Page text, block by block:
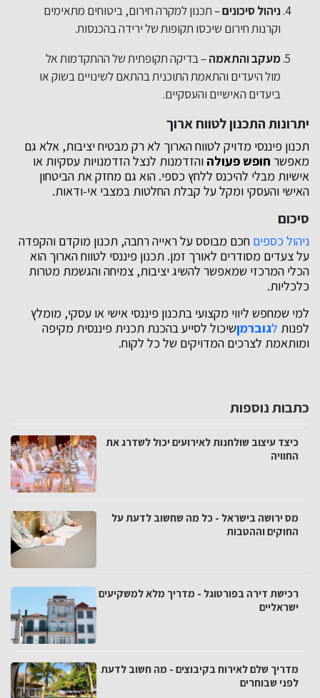
ניהול סיכונים– תכנון למקרה חירום, ביטוחים מתאימים
וקרנות חירום שיכסו תקופות של ירידה בהכנסות.
מעקב והתאמה– בדיקה תקופתית של ההתקדמות אל
מול היעדים והתאמת התוכנית בהתאם לשינויים בשוק או
ביעדים האישיים והעסקיים.
יתרונות התכנון לטווח ארוך
תכנון פיננסי מדויק לטווח הארוך לא רק מבטיח יציבות, אלא גם
מאפשר חופש פעולה והזדמנות לנצל הזדמנויות עסקיות או
אישיות מבלי להיכנס ללחץ כספי. הוא גם מחזק את הביטחון
האישי והעסקי ומקל על קבלת החלטות במצבי אי-ודאות.
סיכום
ניהול כספים חכם מבוסס על ראייה רחבה, תכנון מוקדם והקפדה
על צעדים מסודרים לאורך זמן. תכנון פיננסי לטווח הארוך הוא
הכלי המרכזי שמאפשר להשיג יציבות, צמיחה והגשמת מטרות
כלכליות.
למי שמחפש ליווי מקצועי בתכנון פיננסי אישי או עסקי, מומלץ
לפנות לגוברמןשיכול לסייע בהכנת תכנית פיננסית מקיפה
ומותאמת לצרכים המדויקים של כל לקוח.
כתבות נוספות
כיצד עיצוב שולחנות לאירועים יכול לשדרג את
החוויה
מס ירושה בישראל - כל מה שחשוב לדעת על
החוקים וההטבות
רכישת דירה בפורטוגל - מדריך מלא למשקיעים
ישראליים
מדריך שלם לאירוח בקיבוצים - מה חשוב לדעת
לפני שבוחרים